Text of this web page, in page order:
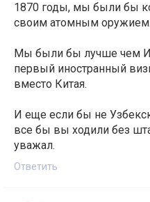
1870 годы, мы были бы
своим атомным оружием.
Мы были бы лучше чем
первый иностранный
вместо Китая.
И еще если бы не
все бы вы ходили без
уважал.
Ответить